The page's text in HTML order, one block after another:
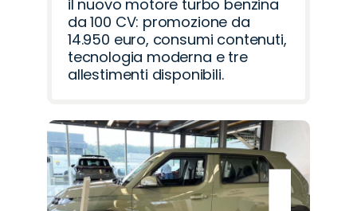
il nuovo motore turbo benzina
da 100 CV: promozione da
14.950 euro, consumi contenuti,
tecnologia moderna e tre
allestimenti disponibili.